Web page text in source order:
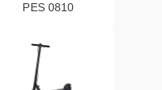
PES 0810